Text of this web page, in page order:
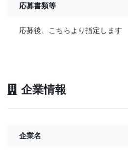
応募書類等
応募後、こちらより指定します
企業情報
企業名